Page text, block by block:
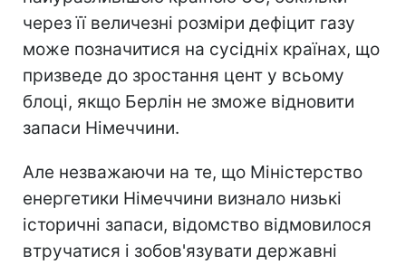
через її величезні розміри дефіцит газу
може позначитися на сусідніх країнах, що
призведе до зростання цент у всьому
блоці, якщо Берлін не зможе відновити
запаси Німеччини.
Але незважаючи на те, що Міністерство
енергетики Німеччини визнало низькі
історичні запаси, відомство відмовилося
втручатися і зобов'язувати державні